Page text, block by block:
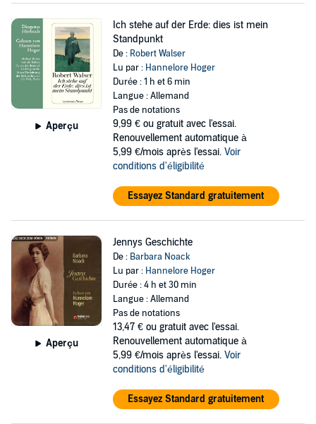
Aperçu
Ich stehe auf der Erde: dies ist mein
Standpunkt
De : Robert Walser
Lu par : Hannelore Hoger
Durée : 1 h et 6 min
Langue : Allemand
Pas de notations
9,99 € ou gratuit avec l'essai.
Renouvellement automatique à
5,99 €/mois après l'essai. Voir
conditions d'éligibilité
Essayez Standard gratuitement
Aperçu
Jennys Geschichte
De : Barbara Noack
Lu par : Hannelore Hoger
Durée : 4 h et 30 min
Langue : Allemand
Pas de notations
13,47 € ou gratuit avec l'essai.
Renouvellement automatique à
5,99 €/mois après l'essai. Voir
conditions d'éligibilité
Essayez Standard gratuitement